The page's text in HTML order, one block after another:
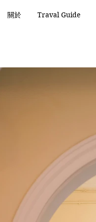
關於 Traval Guide